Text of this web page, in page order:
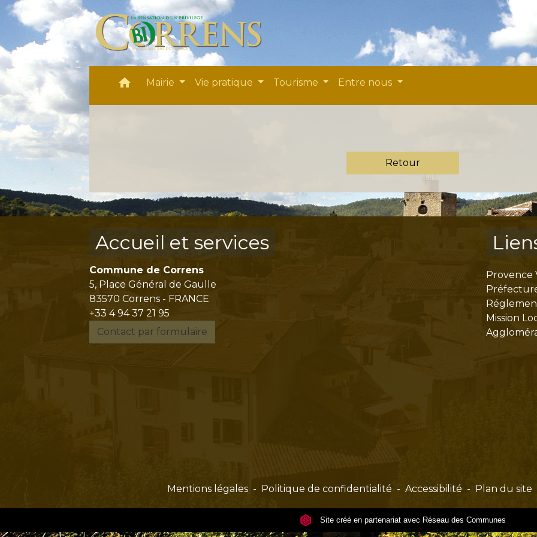
home Mairie Vie pratique Tourisme Entre nous
Retour
Accueil et services
Commune de Correns
5, Place Général de Gaulle
83570 Correns - FRANCE
+33 4 94 37 21 95
Contact par formulaire
Provence
Mission
Mentions légales - Politique de confidentialité - Accessibilité - Plan du site
Site créé en partenariat avec Réseau des Communes